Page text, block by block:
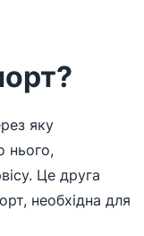
яку
нього,
Це друга
необхідна для